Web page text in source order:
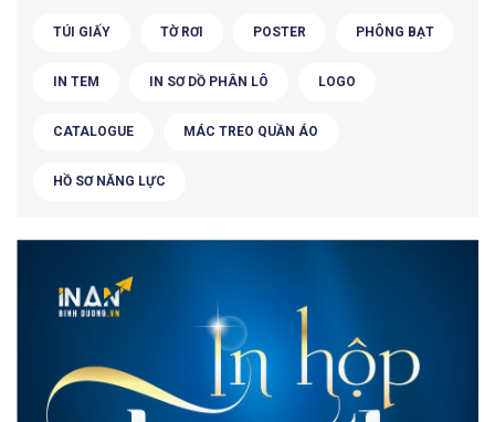
TÚI GIẤY TỜ RƠI POSTER PHÔNG BẠT
IN TEM IN SƠ DỒ PHÂN LÔ LOGO
CATALOGUE MÁC TREO QUẦN ÁO
HỒ SƠ NĂNG LỰC